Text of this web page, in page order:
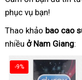
phục vụ bạn!
Thao khảo bao cao
nhiều ở Nam Giang:
-9%